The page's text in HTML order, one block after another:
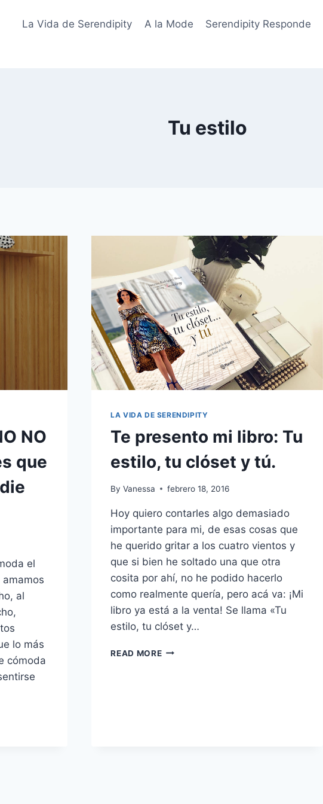
La Vida de Serendipity A la Mode Serendipity Responde
Tu estilo
NO
que
el
al
lo más
cómoda
LA VIDA DE SERENDIPITY
Te presento mi libro: Tu
estilo, tu clóset y tú.
By Vanessa febrero 18, 2016
Hoy quiero contarles algo demasiado
importante para mi, de esas cosas que
he querido gritar a los cuatro vientos y
que si bien he soltado una que otra
cosita por ahí, no he podido hacerlo
como realmente quería, pero acá va: ¡Mi
libro ya está a la venta! Se llama «Tu
estilo, tu clóset y…
READ MORETE